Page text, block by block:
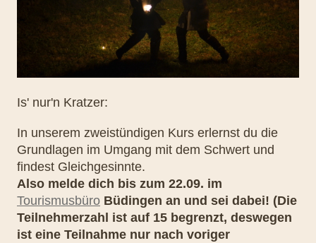
Is' nur'n Kratzer:
In unserem zweistündigen Kurs erlernst du die
Grundlagen im Umgang mit dem Schwert und
findest Gleichgesinnte.
Also melde dich bis zum 22.09. im
Tourismusbüro Büdingen an und sei dabei! (Die
Teilnehmerzahl ist auf 15 begrenzt, deswegen
ist eine Teilnahme nur nach voriger